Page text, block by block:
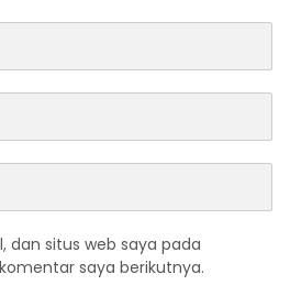
dan situs web saya pada
saya berikutnya.